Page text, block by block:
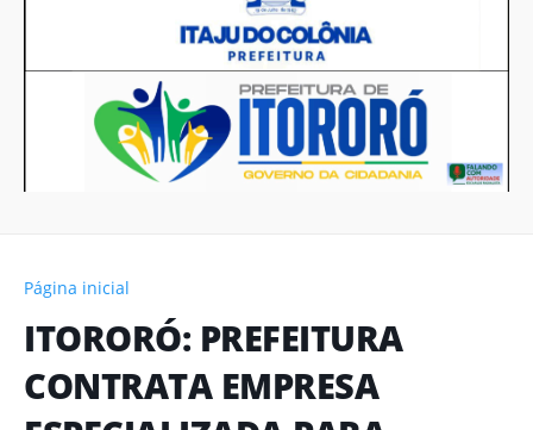
Página inicial
ITORORÓ: PREFEITURA
CONTRATA EMPRESA